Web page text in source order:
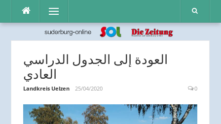
Inhalt
Menü
العودة إلى الجدول الدراسي
العادي
Landkreis Uelzen 25/04/2020 0